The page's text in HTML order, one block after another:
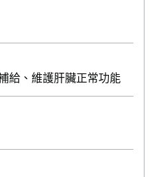
給、維護肝臟正常功能